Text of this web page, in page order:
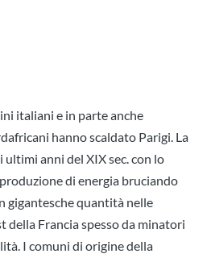
italiani e in parte anche
hanno scaldato Parigi. La
anni del XIX sec. con lo
di energia bruciando
gigantesche quantità nelle
della Francia spesso da minatori
I comuni di origine della